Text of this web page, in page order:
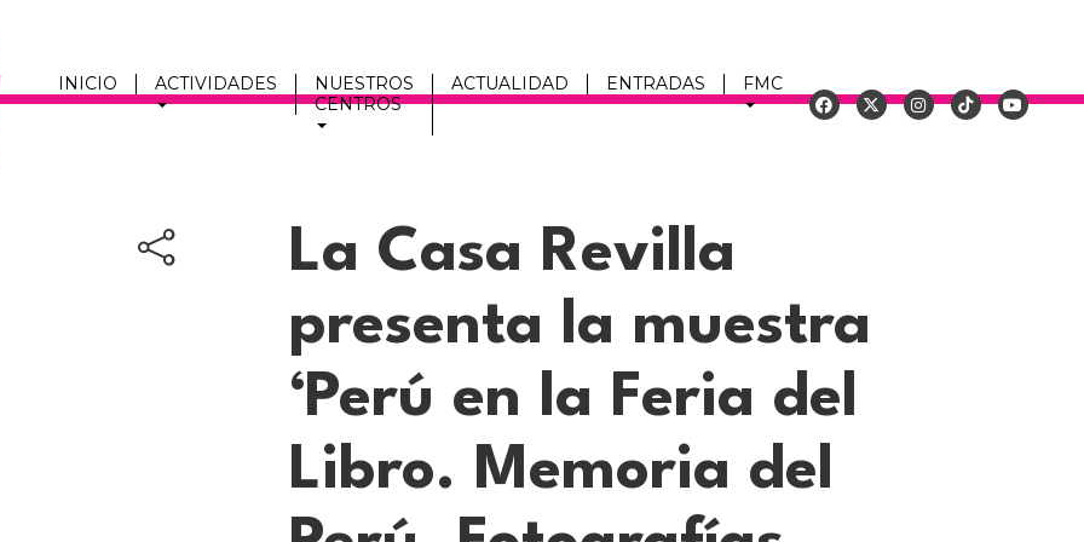
INICIO ACTIVIDADES
NUESTROS
CENTROS
ACTUALIDAD ENTRADAS FMC
La Casa Revilla
presenta la muestra
‘Perú en la Feria del
Libro. Memoria del